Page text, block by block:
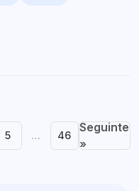
5 … 46
Seguinte
»